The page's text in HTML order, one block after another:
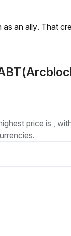
as an ally. That
price is ,